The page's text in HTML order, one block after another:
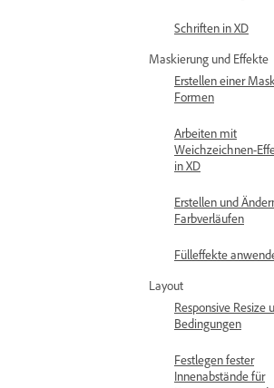
Schriften in XD
Maskierung und Effekte
Erstellen einer
Formen
Arbeiten mit
Weichzeichnen-
in XD
Erstellen und
Farbverläufen
Fülleffekte
Layout
Responsive Resize
Bedingungen
Festlegen fester
Innenabstände für